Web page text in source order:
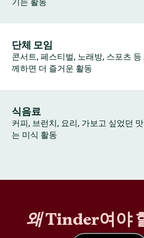
기는 활동
단체 모임
콘서트, 페스티벌, 노래방, 스포츠
께하면 더 즐거운 활동
식음료
커피, 브런치, 요리, 가보고 싶었던
는 미식 활동
왜Tinder여야